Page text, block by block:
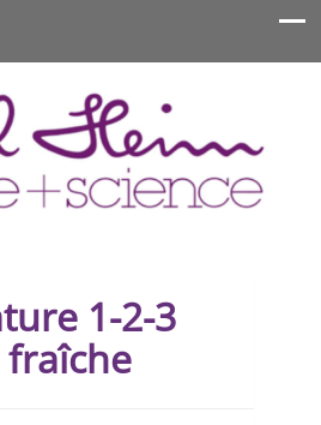
1-2-3
fraîche